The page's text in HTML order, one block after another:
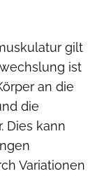
gilt
ist
an die
die
Dies kann
Variationen